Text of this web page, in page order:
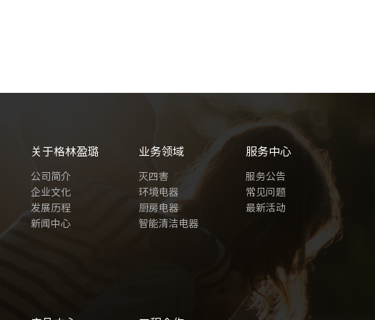
关于格林盈璐
公司简介
企业文化
发展历程
新闻中心
业务领域
灭四害
环境电器
厨房电器
智能清洁电器
服务中心
服务公告
常见问题
最新活动